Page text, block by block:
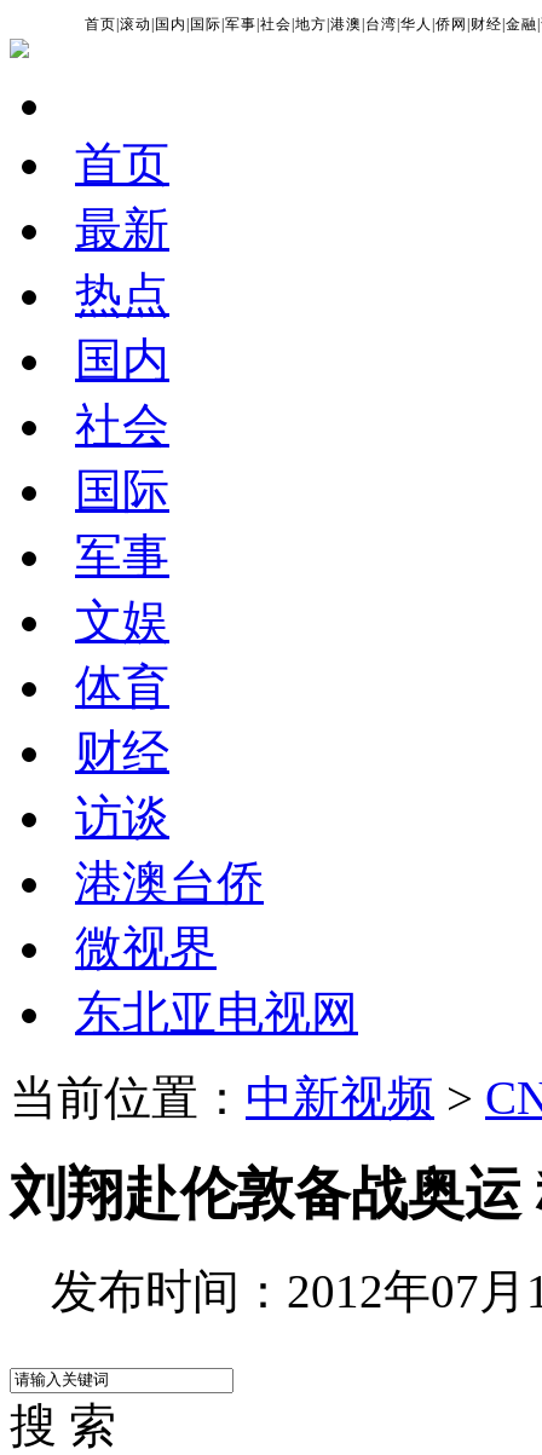
首页 |滚动 国内 国际 |军事 |社会 |地方 |港澳 台湾 |华人 |侨网 财经 |金融 |
首页
最新
热点
国内
社会
国际
军事
文娱
体育
财经
访谈
港澳台侨
微视界
东北亚电视网
当前位置： 中新视频 >
刘翔赴伦敦备战奥
发布时间：2012年07月
搜 索